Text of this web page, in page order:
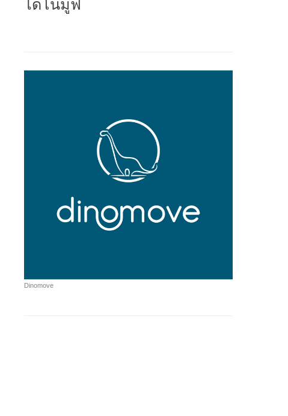
ไดโนมูฟ
Dinomove